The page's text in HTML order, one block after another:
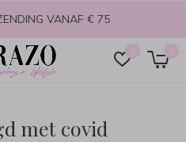
0 0
VANAF € 75
met covid